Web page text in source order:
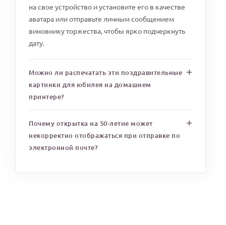
на свое устройство и установите его в качестве
аватара или отправьте личным сообщением
виновнику торжества, чтобы ярко подчеркнуть
дату.
Можно ли распечатать эти поздравительные
картинки для юбилея на домашнем
принтере?
Почему открытка на 50-летие может
некорректно отображаться при отправке по
электронной почте?